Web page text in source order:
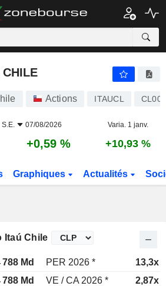
CHILE
Actions ITAUCL
07/08/2026 Varia. 1 janv.
+0,59 % +10,93 %
Graphiques Actualités
Itaú Chile
788 Md PER 2026 *
13,3x
788 Md VE / CA 2026 *
2,87x